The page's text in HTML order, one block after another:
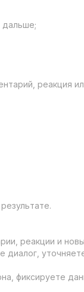
дальше;
реакция
реакции и
фиксируете